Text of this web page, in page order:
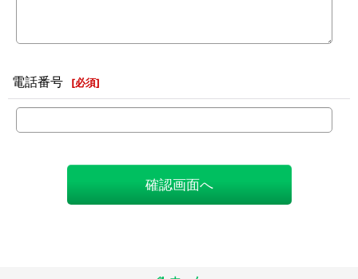
電話番号 [必須]
確認画面へ